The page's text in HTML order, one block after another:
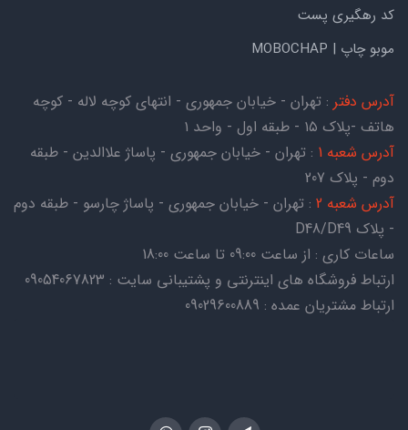
کد رهگیری پست
موبو چاپ | MOBOCHAP
آدرس دفتر : تهران - خیابان جمهوری - انتهای کوچه لاله - کوچه
هاتف -پلاک ۱۵ - طبقه اول - واحد ۱
آدرس شعبه 1
: تهران - خیابان جمهوری - پاساژ علاالدین - طبقه
دوم - پلاک 207
آدرس شعبه 2
: تهران - خیابان جمهوری - پاساژ چارسو - طبقه دوم
- پلاک D48/D49
ساعات کاری : از ساعت 09:00 تا ساعت 18:00
ارتباط فروشگاه های اینترنتی و پشتیبانی سایت : 09054067823
ارتباط مشتریان عمده : 09029600889